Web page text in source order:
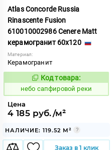
Atlas Concorde Russia
Rinascente Fusion
610010002986 Cenere Matt
керамогранит 60x120
Материал:
Керамогранит
1119579
Код товара:
небо сапфировой реки
Цена
4 185 руб./м²
НАЛИЧИЕ: 119.52 М²
Заказ в 1 клик